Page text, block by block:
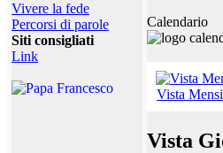
Vivere la fede
Percorsi di parole
Siti consigliati
Link
Calendario
Vista
Vista